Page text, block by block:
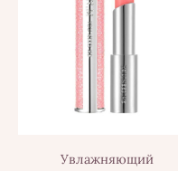
Увлажняющий